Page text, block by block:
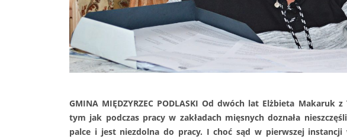
GMINA MIĘDZYRZEC PODLASKI Od dwóch lat Elżbieta Makaruk
tym jak podczas pracy w zakładach mięsnych doznała
palce i jest niezdolna do pracy. I choć sąd w pierwszej instancji